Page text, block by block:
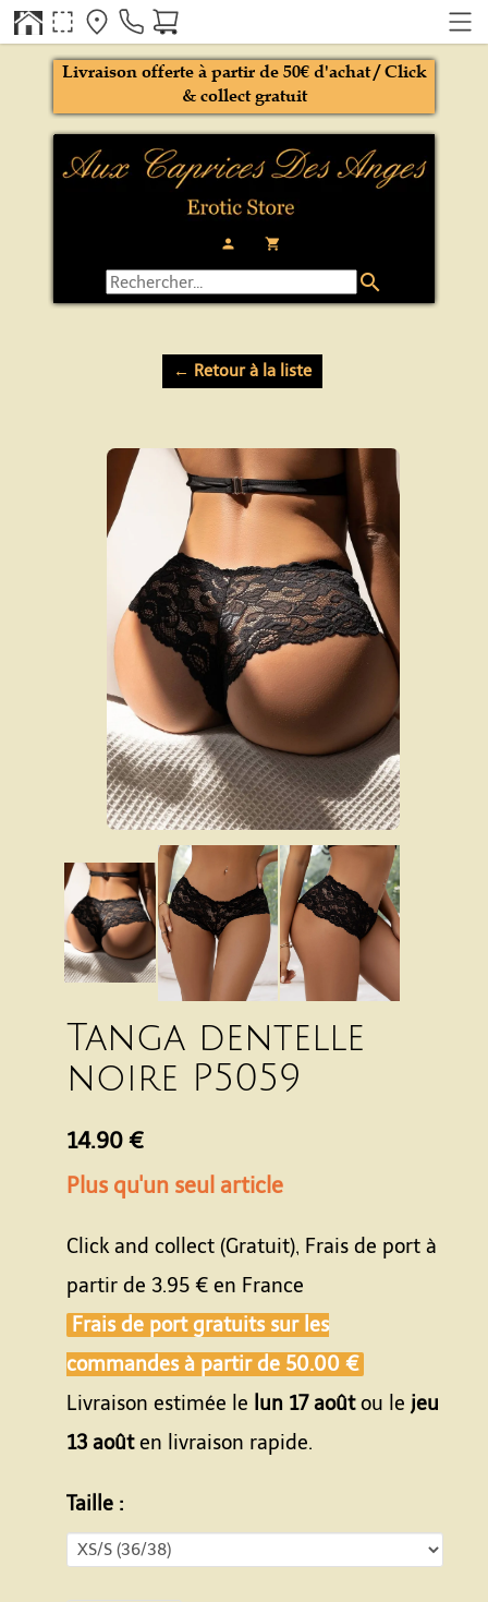
person local_grocery_store
Livraison offerte à partir de 50€ d'achat / Click
& collect gratuit
search
← Retour à la liste
Tanga dentelle
noire P5059
14.90 €
Plus qu'un seul article
Click and collect (Gratuit), Frais de port à
partir de 3.95 € en France
Frais de port gratuits sur les
commandes à partir de 50.00 €
Livraison estimée le lun 17 aoûtou le jeu
13 aoûten livraison rapide.
Taille :